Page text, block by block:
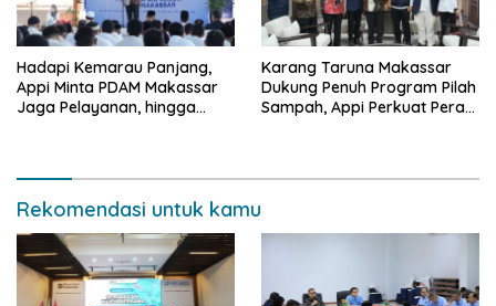
Hadapi Kemarau Panjang,
Appi Minta PDAM Makassar
Jaga Pelayanan, hingga
Karang Taruna Makassar
Dukung Penuh Program Pilah
Sampah, Appi Perkuat Peran
Rekomendasi untuk kamu